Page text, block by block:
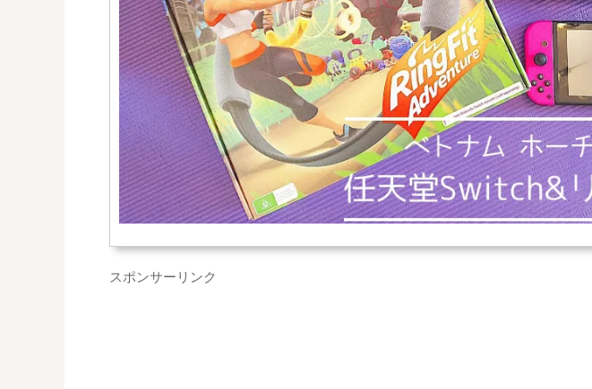
スポンサーリンク